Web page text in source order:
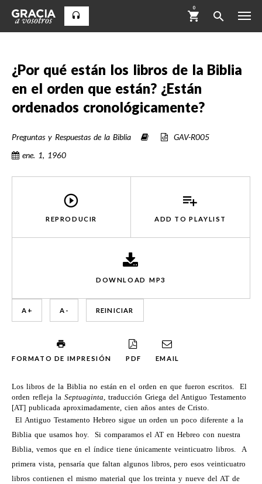
0
¿Por qué están los libros de la Biblia
en el orden que están? ¿Están
ordenados cronológicamente?
Preguntas y Respuestas de la Biblia
GAV-R005
ene. 1, 1960
REPRODUCIR ADD TOPLAYLIST
DOWNLOAD MP3
A + A - REINICIAR
FORMATO DE IMPRESIÓN PDF EMAIL
Los libros de la Biblia no están en el orden en que fueron escritos.
El
orden refleja la Septuaginta, traducción Griega del Antiguo Testamento
[AT] publicada aproximadamente, cien años antes de Cristo.
El Antiguo Testamento Hebreo sigue un orden un poco diferente a la
Biblia que usamos hoy.
Si comparamos el AT en Hebreo con nuestra
Biblia, vemos que en el índice tiene únicamente veinticuatro libros.
A
primera vista, pensaría que faltan algunos libros, pero esos veinticuatro
libros contienen el mismo material que los treinta y nueve del AT de